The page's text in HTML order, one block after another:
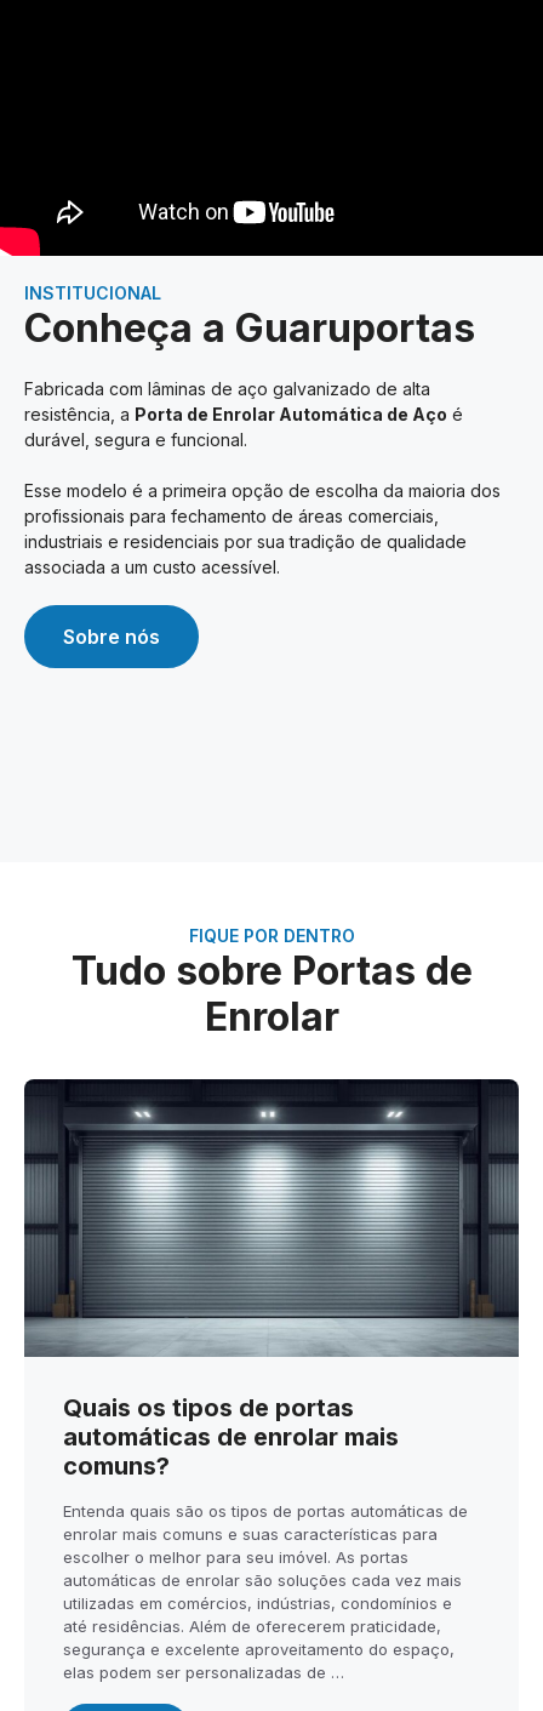
INSTITUCIONAL
Conheça a Guaruportas
Fabricada com lâminas de aço galvanizado de alta
resistência, a Porta de Enrolar Automática de Aço é
durável, segura e funcional.
Esse modelo é a primeira opção de escolha da maioria dos
profissionais para fechamento de áreas comerciais,
industriais e residenciais por sua tradição de qualidade
associada a um custo acessível.
Sobre nós
FIQUE POR DENTRO
Tudo sobre Portas de
Enrolar
Quais os tipos de portas
automáticas de enrolar mais
comuns?
Entenda quais são os tipos de portas automáticas de
enrolar mais comuns e suas características para
escolher o melhor para seu imóvel. As portas
automáticas de enrolar são soluções cada vez mais
utilizadas em comércios, indústrias, condomínios e
até residências. Além de oferecerem praticidade,
segurança e excelente aproveitamento do espaço,
elas podem ser personalizadas de …